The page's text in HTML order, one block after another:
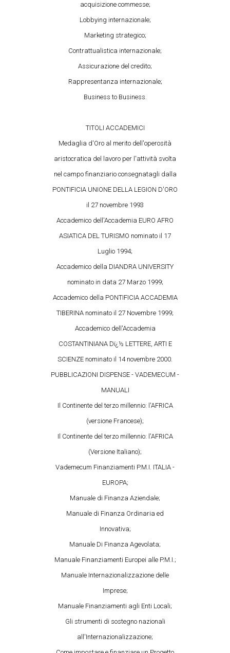
acquisizione commesse;
Lobbying internazionale;
Marketing strategico;
Contrattualistica internazionale;
Assicurazione del credito;
Rappresentanza internazionale;
Business to Business.
TITOLI ACCADEMICI
Medaglia d'Oro al merito dell'operosità
aristocratica del lavoro per l'attività svolta
nel campo finanziario consegnatagli dalla
PONTIFICIA UNIONE DELLA LEGION D'ORO
il 27 novembre 1993
Accademico dell'Accademia EURO AFRO
ASIATICA DEL TURISMO nominato il 17
Luglio 1994;
Accademico della DIANDRA UNIVERSITY
nominato in data 27 Marzo 1999;
Accademico della PONTIFICIA ACCADEMIA
TIBERINA nominato il 27 Novembre 1999;
Accademico dell'Accademia
COSTANTINIANA Dï¿½ LETTERE, ARTI E
SCIENZE nominato il 14 novembre 2000.
PUBBLICAZIONI DISPENSE - VADEMECUM -
MANUALI
Il Continente del terzo millennio: l'AFRICA
(versione Francese);
Il Continente del terzo millennio: l'AFRICA
(Versione Italiano);
Vademecum Finanziamenti P.M.I. ITALIA -
EUROPA;
Manuale di Finanza Aziendale;
Manuale di Finanza Ordinaria ed
Innovativa;
Manuale Di Finanza Agevolata;
Manuale Finanziamenti Europei alle P.M.I.;
Manuale Internazionalizzazione delle
Imprese;
Manuale Finanziamenti agli Enti Locali;
Gli strumenti di sostegno nazionali
all'Internazionalizzazione;